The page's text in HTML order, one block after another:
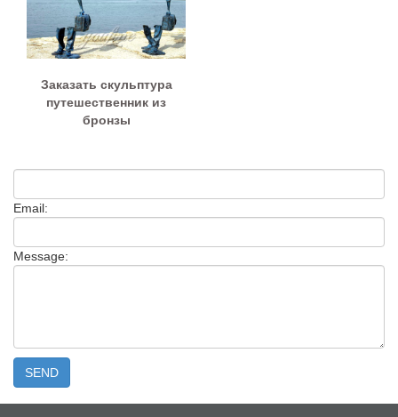
Заказать скульптура
путешественник из
бронзы
Email:
Message: